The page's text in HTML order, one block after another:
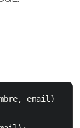
email)